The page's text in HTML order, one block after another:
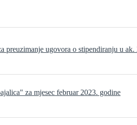
preuzimanje ugovora o stipendiranju u
za mjesec februar 2023. godine